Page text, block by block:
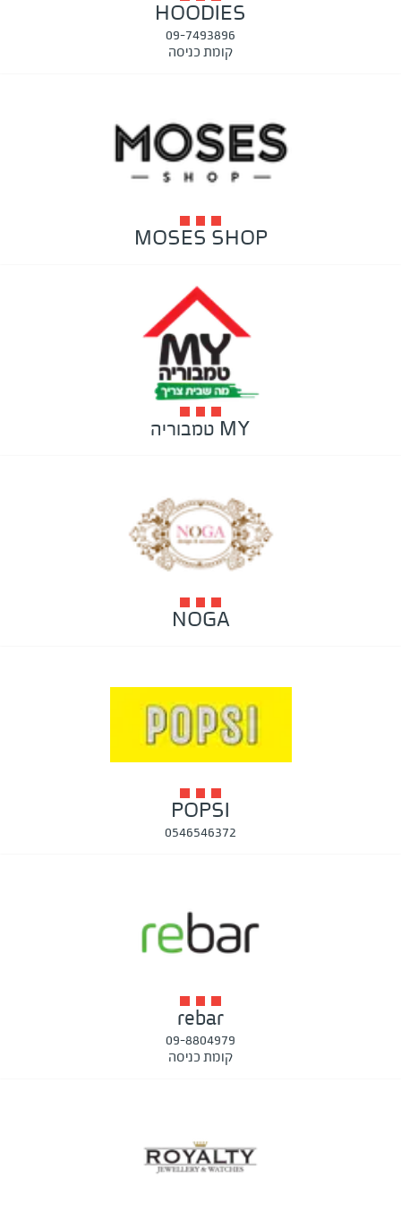
HOODIES
09-7493896
קומת כניסה
MOSES SHOP
MY טמבוריה
NOGA
POPSI
0546546372
rebar
09-8804979
קומת כניסה